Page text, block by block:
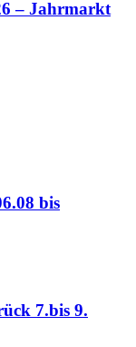
– Jahrmarkt
bis
7.bis 9.